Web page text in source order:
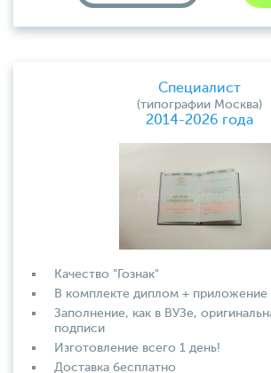
Специалист
(типографии Москва)
2014-2026 года
Качество "Гознак"
В комплекте диплом +
Заполнение, как в ВУЗе,
подписи
Изготовление всего 1 день!
Доставка бесплатно